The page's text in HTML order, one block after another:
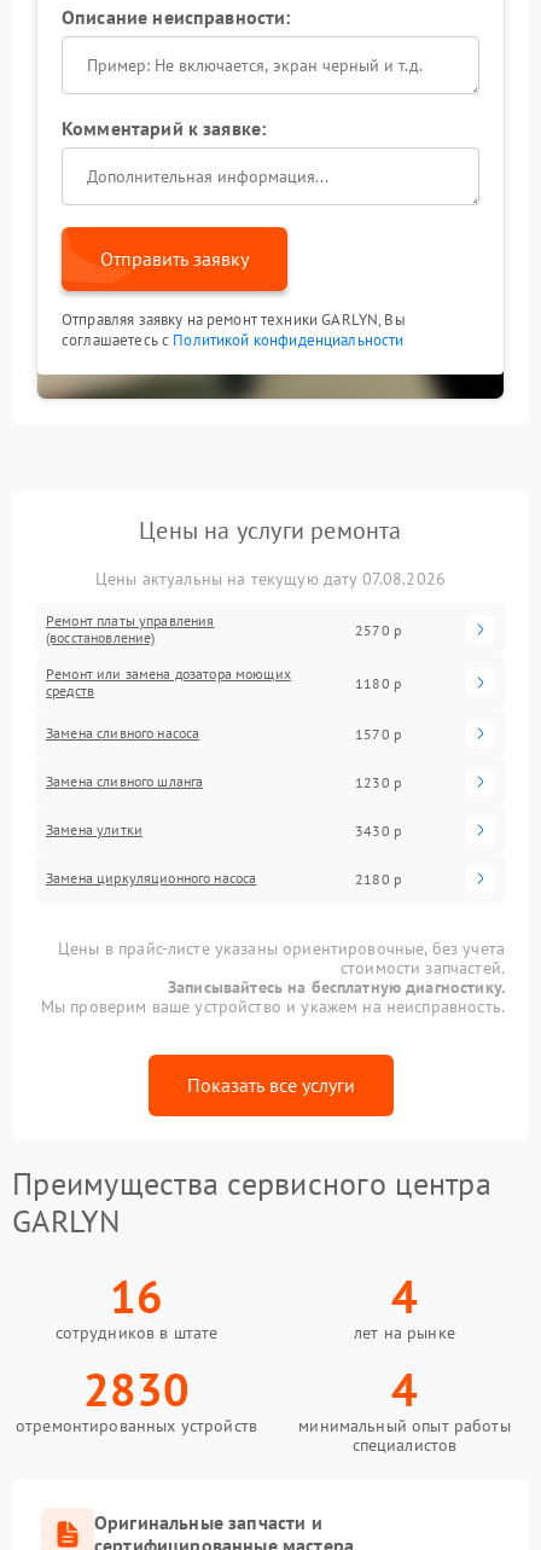
Описание неисправности:
Комментарий к заявке:
Отправить заявку
Отправляя заявку на ремонт техники GARLYN, Вы
соглашаетесь с Политикой конфиденциальности
Цены на услуги ремонта
Цены актуальны на текущую дату 07.08.2026
Ремонт платы управления
(восстановление)
2570 р
Ремонт или замена дозатора моющих
средств
1180 р
Замена сливного насоса 1570 р
Замена сливного шланга 1230 р
Замена улитки 3430 р
Замена циркуляционного насоса 2180 р
Цены в прайс-листе указаны ориентировочные, без учета
стоимости запчастей.
Записывайтесь на бесплатную диагностику.
Мы проверим ваше устройство и укажем на неисправность.
Показать все услуги
Преимущества сервисного центра
GARLYN
16
сотрудников в штате
4
лет на рынке
2830
отремонтированных устройств
4
минимальный опыт работы
специалистов
Оригинальные запчасти и